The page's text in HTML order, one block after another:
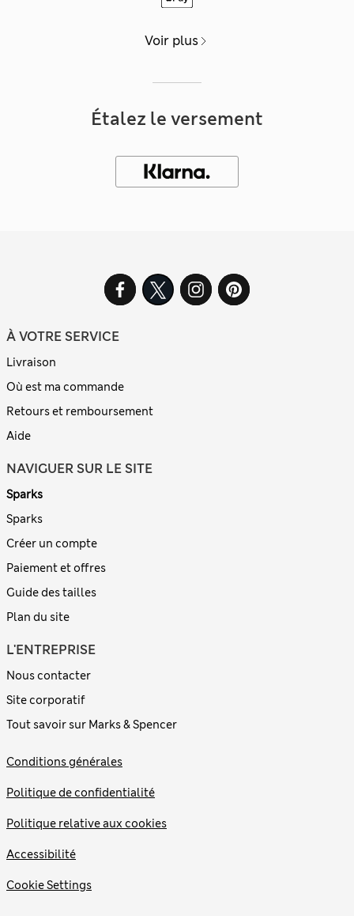
Voir plus
Étalez le versement
À VOTRE SERVICE
Livraison
Où est ma commande
Retours et remboursement
Aide
NAVIGUER SUR LE SITE
Sparks
Sparks
Créer un compte
Paiement et offres
Guide des tailles
Plan du site
L'ENTREPRISE
Nous contacter
Site corporatif
Tout savoir sur Marks & Spencer
Conditions générales
Politique de confidentialité
Politique relative aux cookies
Accessibilité
Cookie Settings